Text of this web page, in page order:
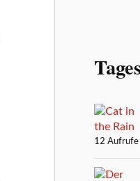
12 Aufrufe